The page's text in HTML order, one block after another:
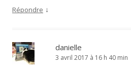
Répondre ↓
danielle
3 avril 2017 à 16 h 40 min